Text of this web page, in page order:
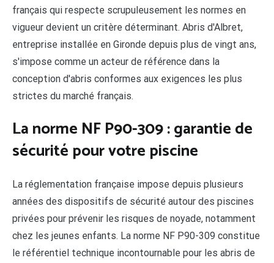
français qui respecte scrupuleusement les normes en
vigueur devient un critère déterminant. Abris d'Albret,
entreprise installée en Gironde depuis plus de vingt ans,
s'impose comme un acteur de référence dans la
conception d'abris conformes aux exigences les plus
strictes du marché français.
La norme NF P90-309 : garantie de
sécurité pour votre piscine
La réglementation française impose depuis plusieurs
années des dispositifs de sécurité autour des piscines
privées pour prévenir les risques de noyade, notamment
chez les jeunes enfants. La norme NF P90-309 constitue
le référentiel technique incontournable pour les abris de